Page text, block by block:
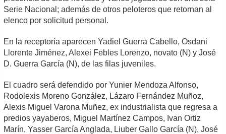
Serie Nacional; además de otros peloteros que retornan al
elenco por solicitud personal.
En la receptoría aparecen Yadiel Guerra Cabello, Osdani
Llorente Jiménez, Alexei Febles Lorenzo, novato (N) y José
D. Guerra García (N), de las filas juveniles.
El cuadro será defendido por Yunier Mendoza Alfonso,
Rodolexis Moreno González, Lázaro Fernández Muñoz,
Alexis Miguel Varona Muñez, ex industrialista que regresa a
predios yayaberos, Miguel Martínez Campos, Ivan Ortiz
Marín, Yasser García Anglada, Liuber Gallo García (N), José